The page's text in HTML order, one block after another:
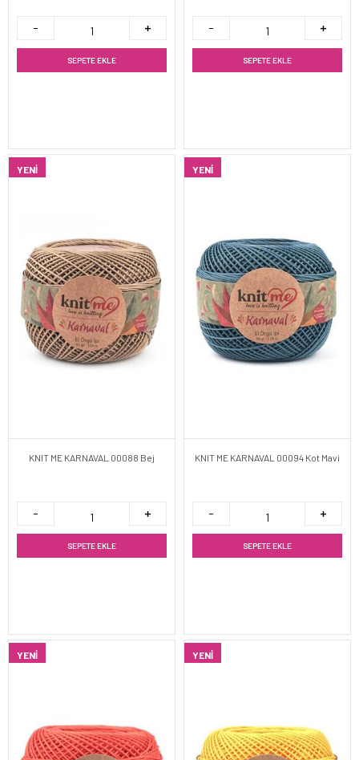
SEPETE EKLE SEPETE EKLE
YENI
KNIT ME KARNAVAL 00088 Bej
SEPETE EKLE
YENI
KNIT ME KARNAVAL 00094 Kot Mavi
SEPETE EKLE
YENI YENI